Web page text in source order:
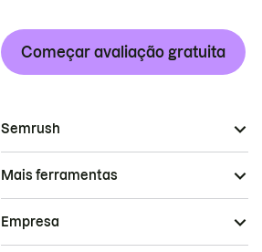
Começar avaliação gratuita
Semrush
Mais ferramentas
Empresa